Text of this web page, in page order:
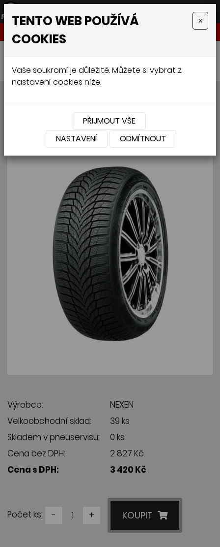
NEXEN WINGUARD SPORT 2 225/50 R18 99H
225/50 R18 99H
Výrobce:
NEXEN
Velkoobchodní sklad:
39 ks
Skladem v pneuservisu:
0 ks
Cena bez DPH:
2 827 Kč
Cena s DPH:
3 420 Kč
Počet ks: - + KOUPIT
TENTO WEB POUŽÍVÁ
COOKIES
×
Vaše soukromí je důležité. Můžete si vybrat z
nastavení cookies níže.
PŘIJMOUT VŠE
NASTAVENÍ
ODMÍTNOUT